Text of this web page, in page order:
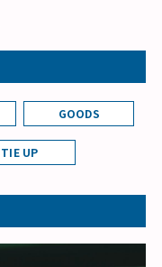
GOODS
TIE UP